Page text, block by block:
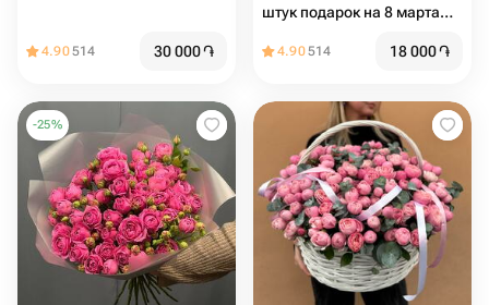
4.90514 30 000֏
штук подарок на 8 марта
4.90514 18 000֏
-25%